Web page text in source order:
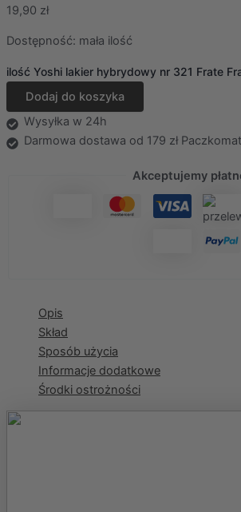
19,90 zł
Dostępność: mała ilość
ilość Yoshi lakier hybrydowy nr 321 Frate
Dodaj do koszyka
Wysyłka w 24h
Darmowa dostawa od 179 zł
Akceptujemy
Opis
Skład
Sposób użycia
Informacje dodatkowe
Środki ostrożności